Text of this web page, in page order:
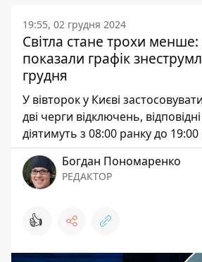
19:55, 02 грудня 2024
Світла стане трохи
показали графік
грудня
У вівторок у Києві
дві черги відключень,
діятимуть з 08:00 ранку до
Богдан Пономаренко
РЕДАКТОР
👍